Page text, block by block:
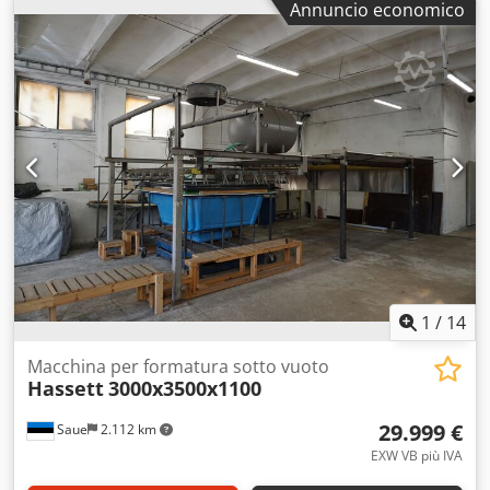
× 960 mm (da verificare) Profondità di stampaggio: ~400
mm Altezza di lavoro: ~1140 mm Caratteristiche:
termoformatrice a vuoto a camera chiusa; telaio di
serraggio regolabile senza scatti; sistema di vuoto
integrato; ventilatori di raffreddamento con nebulizzazione
ad acqua; regolazione piastra finestra; adatta per
alimentazione a foglio/rotolo. Dsdpfx Amexwp I Nezjck
Annuncio economico
1 / 14
Saue 2.112 km
Macchina per formatura sotto vuoto
Hassett3000x3500x1100
29.999 €
EXW VB più IVA